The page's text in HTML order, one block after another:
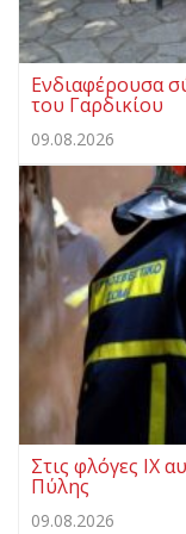
Ενδιαφέρουσα
του Γαρδικίου
09.08.2026
Στις φλόγες ΙΧ
Πύλης
09.08.2026